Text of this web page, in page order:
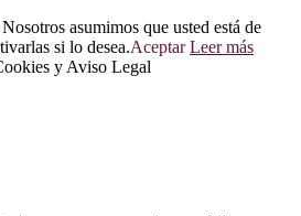
asumimos que usted está de
si lo desea.Aceptar Leer más
y Aviso Legal